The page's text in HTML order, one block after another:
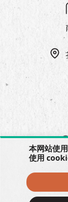
本网站使
使用
©